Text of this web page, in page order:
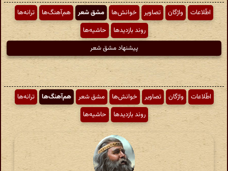
اطّلاعات واژگان تصاویر خوانش‌ها مشق شعر هم‌آهنگ‌ها
ترانه‌ها
روند بازدیدها
حاشیه‌ها
پیشنهاد مشق شعر
اطّلاعات واژگان تصاویر خوانش‌ها مشق شعر هم‌آهنگ‌ها
ترانه‌ها
روند بازدیدها
حاشیه‌ها